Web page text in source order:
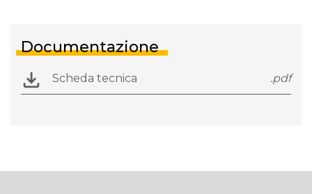
Documentazione
Scheda tecnica .pdf